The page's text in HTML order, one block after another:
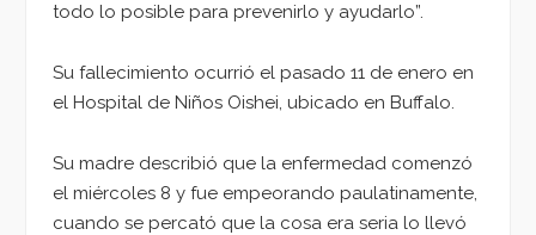
todo lo posible para prevenirlo y ayudarlo”.
Su fallecimiento ocurrió el pasado 11 de enero en
el Hospital de Niños Oishei, ubicado en Buffalo.
Su madre describió que la enfermedad comenzó
el miércoles 8 y fue empeorando paulatinamente,
cuando se percató que la cosa era seria lo llevó